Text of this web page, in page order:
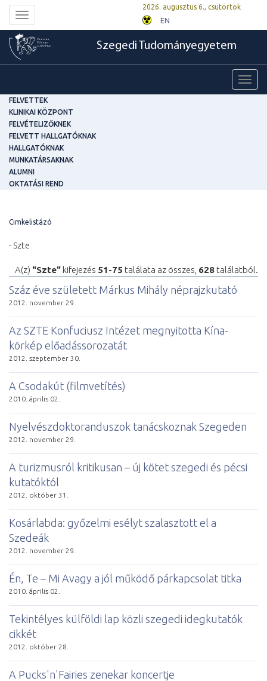
Toggle
navigation
2026. augusztus 6., csütörtök
EN
Szegedi Tudományegyetem
FELVETTEK
KLINIKAI KÖZPONT
FELVÉTELIZŐKNEK
FELVETT HALLGATÓKNAK
HALLGATÓKNAK
MUNKATÁRSAKNAK
ALUMNI
OKTATÁSI REND
Cimkelistázó
- Szte
A(z) "Szte" kifejezés 51-75 találata az összes, 628 találatból.
Száz éve született Márkus Mihály néprajzkutató
2012. november 29.
Az SZTE Konfuciusz Intézet megnyitotta Kína-
körkép előadássorozatát
2012. szeptember 30.
A Csodakút (filmvetítés)
2010. április 02.
Nyelvészdoktoranduszok tanácskoznak Szegeden
2012. november 29.
A turizmusról kritikusan – új kötet szegedi és pécsi
kutatóktól
2012. október 31.
Kosárlabda: győzelmi esélyt szalasztott el a
Szedeák
2012. november 29.
Én, Te – Mi Avagy a jól működő párkapcsolat titka
2010. április 02.
Tekintélyes külföldi lap közli szegedi idegkutatók
cikkét
2012. október 28.
A Pucks'n'Fairies zenekar koncertje